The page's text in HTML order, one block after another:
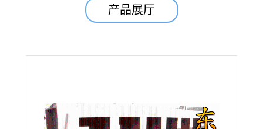
产品展厅